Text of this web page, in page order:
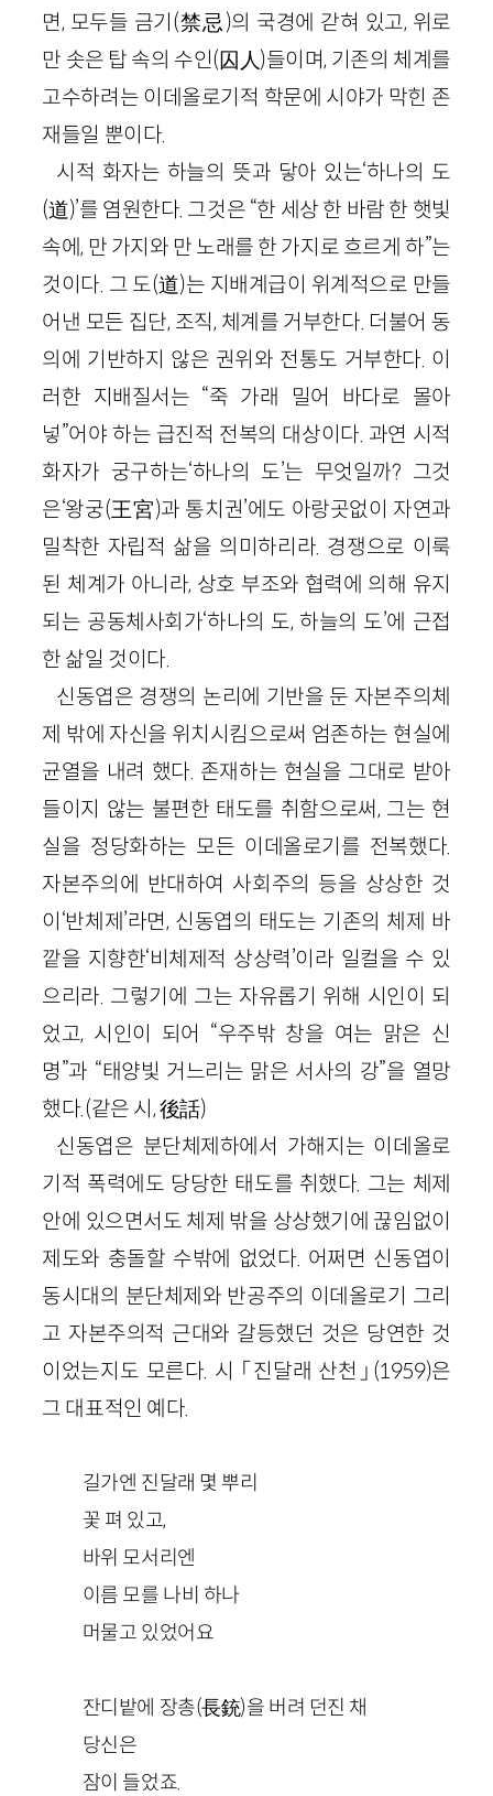
면, 모두들 금기(禁忌)의 국경에 갇혀 있고, 위로
만 솟은 탑 속의 수인(囚人)들이며, 기존의 체계를
고수하려는 이데올로기적 학문에 시야가 막힌 존
재들일 뿐이다.
시적 화자는 하늘의 뜻과 닿아 있는‘하나의 도
(道)’를 염원한다. 그것은 “한 세상 한 바람 한 햇빛
속에, 만 가지와 만 노래를 한 가지로 흐르게 하”는
것이다. 그 도(道)는 지배계급이 위계적으로 만들
어낸 모든 집단, 조직, 체계를 거부한다. 더불어 동
의에 기반하지 않은 권위와 전통도 거부한다. 이
러한 지배질서는 “죽 가래 밀어 바다로 몰아
넣”어야 하는 급진적 전복의 대상이다. 과연 시적
화자가 궁구하는‘하나의 도’는 무엇일까? 그것
은‘왕궁(王宮)과 통치권’에도 아랑곳없이 자연과
밀착한 자립적 삶을 의미하리라. 경쟁으로 이룩
된 체계가 아니라, 상호 부조와 협력에 의해 유지
되는 공동체사회가‘하나의 도, 하늘의 도’에 근접
한 삶일 것이다.
신동엽은 경쟁의 논리에 기반을 둔 자본주의체
제 밖에 자신을 위치시킴으로써 엄존하는 현실에
균열을 내려 했다. 존재하는 현실을 그대로 받아
들이지 않는 불편한 태도를 취함으로써, 그는 현
실을 정당화하는 모든 이데올로기를 전복했다.
자본주의에 반대하여 사회주의 등을 상상한 것
이‘반체제’라면, 신동엽의 태도는 기존의 체제 바
깥을 지향한‘비체제적 상상력’이라 일컬을 수 있
으리라. 그렇기에 그는 자유롭기 위해 시인이 되
었고, 시인이 되어 “우주밖 창을 여는 맑은 신
명”과 “태양빛 거느리는 맑은 서사의 강”을 열망
했다.(같은 시, 後話)
신동엽은 분단체제하에서 가해지는 이데올로
기적 폭력에도 당당한 태도를 취했다. 그는 체제
안에 있으면서도 체제 밖을 상상했기에 끊임없이
제도와 충돌할 수밖에 없었다. 어쩌면 신동엽이
동시대의 분단체제와 반공주의 이데올로기 그리
고 자본주의적 근대와 갈등했던 것은 당연한 것
이었는지도 모른다. 시 「진달래 산천」(1959)은
그 대표적인 예다.
길가엔 진달래 몇 뿌리
꽃 펴 있고,
바위 모서리엔
이름 모를 나비 하나
머물고 있었어요
잔디밭에 장총(長銃)을 버려 던진 채
당신은
잠이 들었죠.